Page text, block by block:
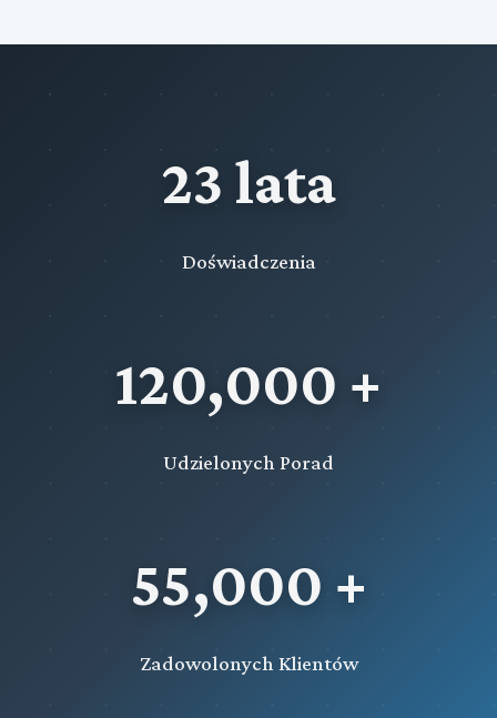
23 lata
Doświadczenia
120,000 +
Udzielonych Porad
55,000 +
Zadowolonych Klientów